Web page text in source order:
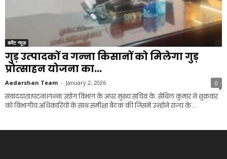
करेंट न्यूज़
गुड़ उत्‍पादकों व गन्‍ना किसानों को मिलेगा गुड़
प्रोत्‍साहन योजना का...
Aadarshan Team - January 2, 2026 0
संवाददाता।पटना।गन्‍ना उद्योग विभाग के अपर मुख्य सचिव के. सेंथिल कुमार ने शुक्रवार
को विभागीय अधिकारियों के साथ समीक्षा बैठक की जिसमें उन्‍होंने राज्‍य के...